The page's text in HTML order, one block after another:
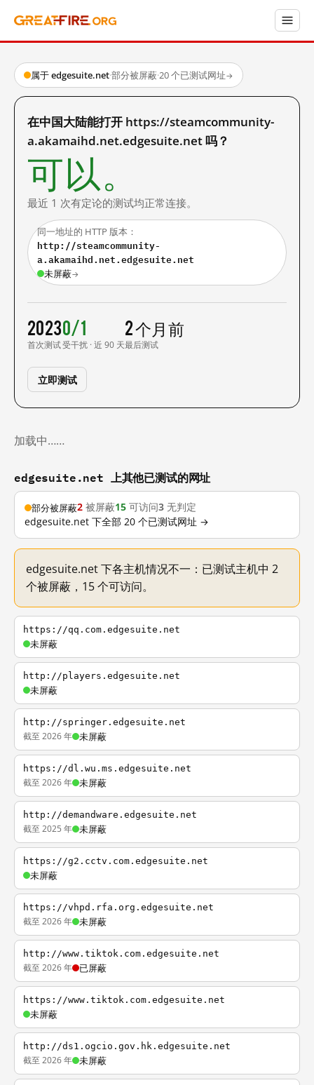
属于 edgesuite.net·部分被屏蔽·20 个已测试网址→
在中国大陆能打开 https://steamcommunity-
a.akamaihd.net.edgesuite.net 吗？
可以。
最近 1 次有定论的测试均正常连接。
同一地址的 HTTP 版本：
http://steamcommunity-
a.akamaihd.net.edgesuite.net
未屏蔽→
2023
首次测试
0/1
受干扰 · 近 90 天
2 个月前
最后测试
立即测试
加载中……
edgesuite.net 上其他已测试的网址
部分被屏蔽2 被屏蔽15 可访问3 无判定
edgesuite.net 下全部 20 个已测试网址 →
edgesuite.net 下各主机情况不一：已测试主机中 2
个被屏蔽，15 个可访问。
https://qq.com.edgesuite.net
未屏蔽
http://players.edgesuite.net
未屏蔽
http://springer.edgesuite.net
截至 2026 年 未屏蔽
https://dl.wu.ms.edgesuite.net
截至 2026 年 未屏蔽
http://demandware.edgesuite.net
截至 2025 年 未屏蔽
https://g2.cctv.com.edgesuite.net
未屏蔽
https://vhpd.rfa.org.edgesuite.net
截至 2026 年 未屏蔽
http://www.tiktok.com.edgesuite.net
截至 2026 年 已屏蔽
https://www.tiktok.com.edgesuite.net
未屏蔽
http://ds1.ogcio.gov.hk.edgesuite.net
截至 2026 年 未屏蔽